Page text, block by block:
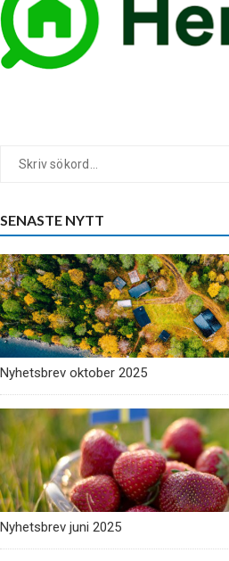
SENASTE NYTT
Nyhetsbrev oktober 2025
Nyhetsbrev juni 2025